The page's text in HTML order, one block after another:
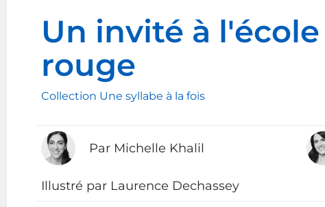
Un invité à l'école
rouge
Collection Une syllabe à la fois
Par Michelle Khalil
Illustré par Laurence Dechassey